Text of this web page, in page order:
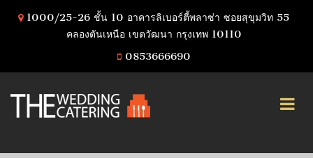
1000/25-26 ชั้น 10 อาคารลิเบอร์ตี้พลาซ่า ซอยสุขุมวิท 55
คลองตันเหนือ เขตวัฒนา กรุงเทพ 10110
0853666690